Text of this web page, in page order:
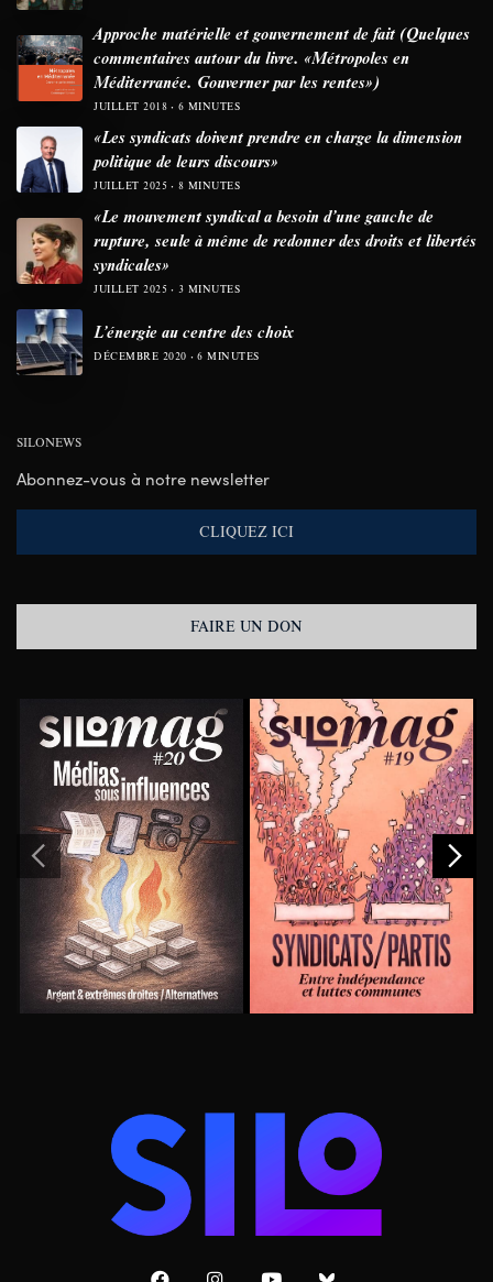
Approche matérielle et gouvernement de fait (Quelques
commentaires autour du livre. «Métropoles en
Méditerranée. Gouverner par les rentes»)
JUILLET 2018 6 MINUTES
«Les syndicats doivent prendre en charge la dimension
politique de leurs discours»
JUILLET 2025 8 MINUTES
«Le mouvement syndical a besoin d’une gauche de
rupture, seule à même de redonner des droits et libertés
syndicales»
JUILLET 2025 3 MINUTES
L’énergie au centre des choix
DÉCEMBRE 2020 6 MINUTES
SILONEWS
Abonnez-vous à notre newsletter
CLIQUEZ ICI
FAIRE UN DON